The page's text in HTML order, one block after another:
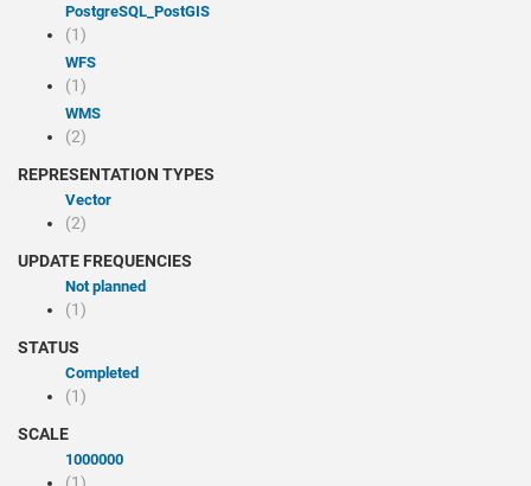
PostgreSQL_PostGIS
(1)
WFS
(1)
WMS
(2)
REPRESENTATION TYPES
Vector
(2)
UPDATE FREQUENCIES
Not planned
(1)
STATUS
Completed
(1)
SCALE
1000000